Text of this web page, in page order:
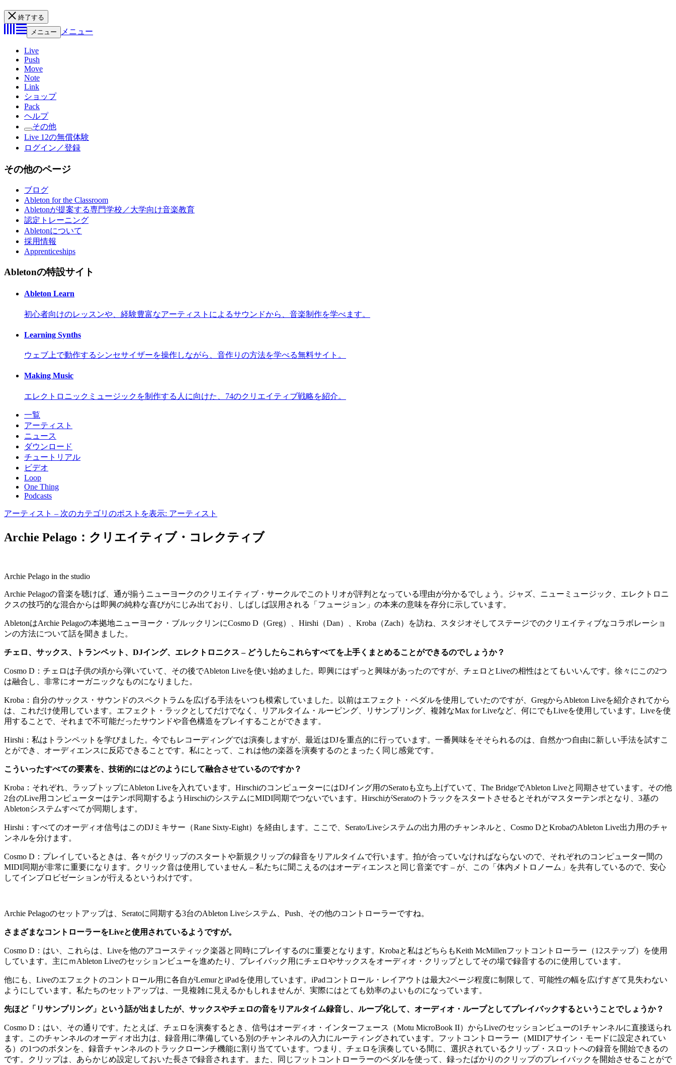
終了する
メニュー
メニュー
Live
Push
Move
Note
Link
ショップ
Pack
ヘルプ
その他
Live 12の無償体験
ログイン／登録
その他のページ
ブログ
Ableton for the Classroom
Abletonが提案する専門学校／大学向け音楽教育
認定トレーニング
Abletonについて
採用情報
Apprenticeships
Abletonの特設サイト
Ableton Learn
初心者向けのレッスンや、経験豊富なアーティストによるサウンドから、音楽制作を学べます。
Learning Synths
ウェブ上で動作するシンセサイザーを操作しながら、音作りの方法を学べる無料サイト。
Making Music
エレクトロニックミュージックを制作する人に向けた、74のクリエイティブ戦略を紹介。
一覧
アーティスト
ニュース
ダウンロード
チュートリアル
ビデオ
Loop
One Thing
Podcasts
アーティスト – 次のカテゴリのポストを表示: アーティスト
Archie Pelago：クリエイティブ・コレクティブ
Archie Pelago in the studio
Archie Pelagoの音楽を聴けば、通が揃うニューヨークのクリエイティブ・サークルでこのトリオが評判となっている理由が分かるでしょう。ジャズ、ニューミュージック、エレクトロニ
クスの技巧的な混合からは即興の純粋な喜びがにじみ出ており、しばしば誤用される「フュージョン」の本来の意味を存分に示しています。
AbletonはArchie Pelagoの本拠地ニューヨーク・ブルックリンにCosmo D（Greg）、Hirshi（Dan）、Kroba（Zach）を訪ね、スタジオそしてステージでのクリエイティブなコラボレーショ
ンの方法について話を聞きました。
チェロ、サックス、トランペット、DJイング、エレクトロニクス – どうしたらこれらすべてを上手くまとめることができるのでしょうか？
Cosmo D ： チェロは子供の頃から弾いていて、その後でAbleton Liveを使い始めました。即興にはずっと興味があったのですが、チェロとLiveの相性はとてもいいんです。徐々にこの2つ
は融合し、非常にオーガニックなものになりました。
Kroba ： 自分のサックス・サウンドのスペクトラムを広げる手法をいつも模索していました。以前はエフェクト・ペダルを使用していたのですが、GregからAbleton Liveを紹介されてから
は、これだけ使用しています。エフェクト・ラックとしてだけでなく、リアルタイム・ルーピング、リサンプリング、複雑なMax for Liveなど、何にでもLiveを使用しています。Liveを使
用することで、それまで不可能だったサウンドや音色構造をプレイすることができます。
Hirshi ： 私はトランペットを学びました。今でもレコーディングでは演奏しますが、最近はDJを重点的に行っています。一番興味をそそられるのは、自然かつ自由に新しい手法を試すこ
とができ、オーディエンスに反応できることです。私にとって、これは他の楽器を演奏するのとまったく同じ感覚です。
こういったすべての要素を、技術的にはどのようにして融合させているのですか？
Kroba ： それぞれ、ラップトップにAbleton Liveを入れています。HirschiのコンピューターにはDJイング用のSeratoも立ち上げていて、The BridgeでAbleton Liveと同期させています。その他
2台のLive用コンピューターはテンポ同期するようHirschiのシステムにMIDI同期でつないでいます。HirschiがSeratoのトラックをスタートさせるとそれがマスターテンポとなり、3基の
Abletonシステムすべてが同期します。
Hirshi ： すべてのオーディオ信号はこのDJミキサー（Rane Sixty-Eight）を経由します。ここで、Serato/Liveシステムの出力用のチャンネルと、Cosmo DとKrobaのAbleton Live出力用のチャ
ンネルを分けます。
Cosmo D ： プレイしているときは、各々がクリップのスタートや新規クリップの録音をリアルタイムで行います。拍が合っていなければならないので、それぞれのコンピューター間の
MIDI同期が非常に重要になります。クリック音は使用していません – 私たちに聞こえるのはオーディエンスと同じ音楽です – が、この「体内メトロノーム」を共有しているので、安心
してインプロビゼーションが行えるというわけです。
Archie Pelagoのセットアップは、Seratoに同期する3台のAbleton Liveシステム、Push、その他のコントローラーですね。
さまざまなコントローラーをLiveと使用されているようですが。
Cosmo D ： はい、これらは、Liveを他のアコースティック楽器と同時にプレイするのに重要となります。Krobaと私はどちらもKeith McMillenフットコントローラー（12ステップ）を使用
しています。主にｍAbleton Liveのセッションビューを進めたり、プレイバック用にチェロやサックスをオーディオ・クリップとしてその場で録音するのに使用しています。
他にも、Liveのエフェクトのコントロール用に各自がLemurとiPadを使用しています。iPadコントロール・レイアウトは最大2ページ程度に制限して、可能性の幅を広げすぎて見失わない
ようにしています。私たちのセットアップは、一見複雑に見えるかもしれませんが、実際にはとても効率のよいものになっています。
先ほど「リサンプリング」という話が出ましたが、サックスやチェロの音をリアルタイム録音し、ループ化して、オーディオ・ループとしてプレイバックするということでしょうか？
Cosmo D ： はい、その通りです。たとえば、チェロを演奏するとき、信号はオーディオ・インターフェース（Motu MicroBook II）からLiveのセッションビューの1チャンネルに直接送られ
ます。このチャンネルのオーディオ出力は、録音用に準備している別のチャンネルの入力にルーティングされています。フットコントローラー（MIDIアサイン・モードに設定されてい
る）の1つのボタンを、録音チャンネルのトラックローンチ機能に割り当てています。つまり、チェロを演奏している間に、選択されているクリップ・スロットへの録音を開始できるの
です。クリップは、あらかじめ設定しておいた長さで録音されます。また、同じフットコントローラーのペダルを使って、録ったばかりのクリップのプレイバックを開始させることがで